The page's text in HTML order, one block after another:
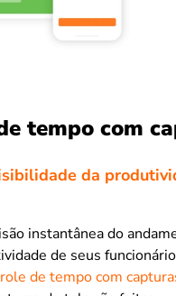
tempo com
da
instantânea do
de seus
de tempo com